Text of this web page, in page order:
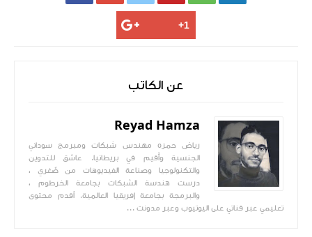
عن الكاتب
Reyad Hamza
رياض حمزه مهندس شبكات ومبرمج سوداني
الجنسية وأُقيم في بريطانيا. عاشق للتدوين
والتكنولوجيا وصناعة الفيديوهات من صٌغري ،
درست هندسة الشبكات بجامعة الخرطوم ،
والبرمجة بجامعة إفريقيا العالمية. أقدم محتوى
تعليمي عبر قناتي على اليوتيوب وعبر مدونت ...